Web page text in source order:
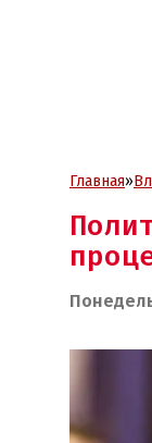
Главная»